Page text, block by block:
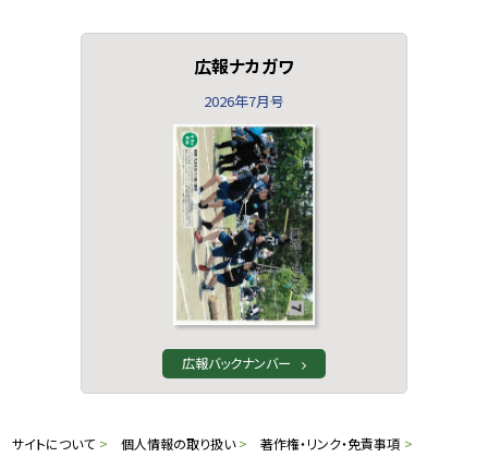
広報ナカガワ
2026年7月号
広報バックナンバー
サ
サイトについて 個人情報の取り扱い 著作権・リンク・免責事項